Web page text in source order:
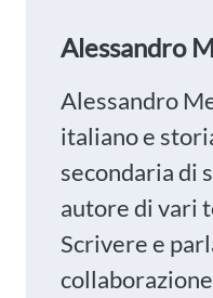
Alessandro
Alessandro
italiano e
secondaria di
autore di vari
Scrivere e